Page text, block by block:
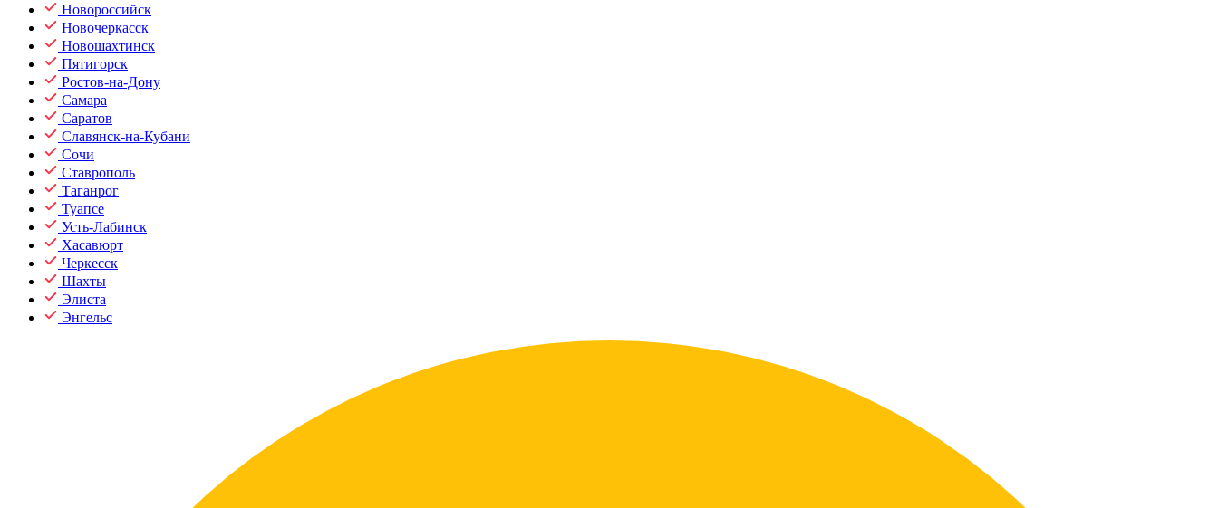
Новороссийск
Новочеркасск
Новошахтинск
Пятигорск
Ростов-на-Дону
Самара
Саратов
Славянск-на-Кубани
Сочи
Ставрополь
Таганрог
Туапсе
Усть-Лабинск
Хасавюрт
Черкесск
Шахты
Элиста
Энгельс